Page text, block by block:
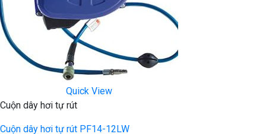
Quick View
Cuộn dây hơi tự rút
Cuộn dây hơi tự rút PF14-12LW